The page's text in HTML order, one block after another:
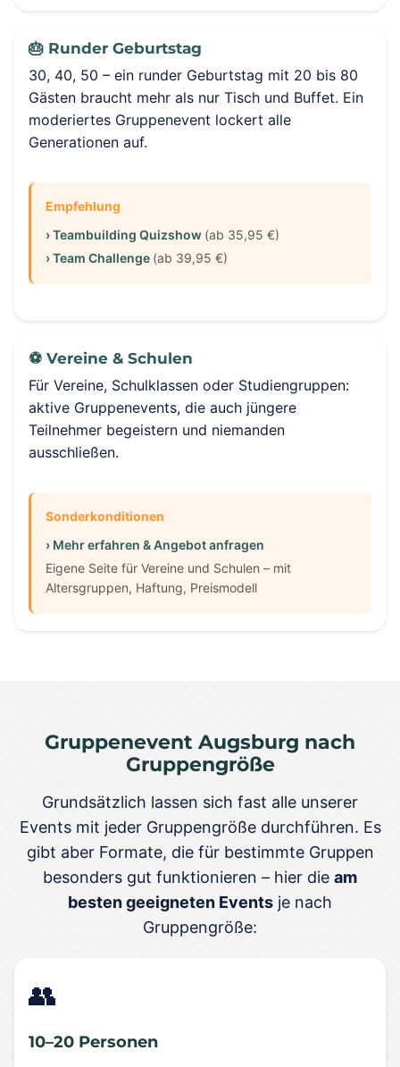
🎂 Runder Geburtstag
30, 40, 50 – ein runder Geburtstag mit 20 bis 80
Gästen braucht mehr als nur Tisch und Buffet. Ein
moderiertes Gruppenevent lockert alle
Generationen auf.
Empfehlung
› Teambuilding Quizshow (ab 35,95 €)
› Team Challenge (ab 39,95 €)
⚽ Vereine & Schulen
Für Vereine, Schulklassen oder Studiengruppen:
aktive Gruppenevents, die auch jüngere
Teilnehmer begeistern und niemanden
ausschließen.
Sonderkonditionen
› Mehr erfahren & Angebot anfragen
Eigene Seite für Vereine und Schulen – mit
Altersgruppen, Haftung, Preismodell
Gruppenevent Augsburg nach
Gruppengröße
Grundsätzlich lassen sich fast alle unserer
Events mit jeder Gruppengröße durchführen. Es
gibt aber Formate, die für bestimmte Gruppen
besonders gut funktionieren – hier die am
besten geeigneten Events je nach
Gruppengröße:
👥
10–20 Personen